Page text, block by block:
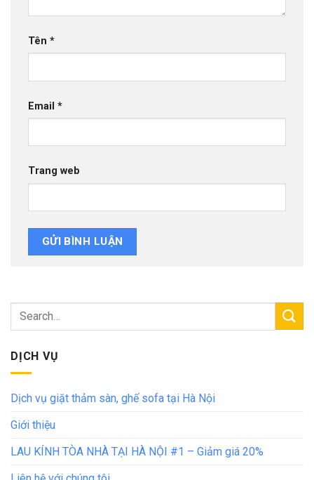
Tên *
Email *
Trang web
DỊCH VỤ
Dịch vụ giặt thảm sàn, ghế sofa tại Hà Nội
Giới thiệu
LAU KÍNH TÒA NHÀ TẠI HÀ NỘI #1 – Giảm giá 20%